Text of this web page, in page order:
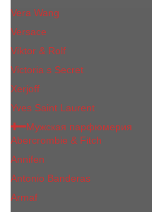
Vera Wang
Versace
Viktor & Rolf
Victoria s Secret
Xerjoff
Yves Saint Laurent
Мужская парфюмерия
Abercrombie & Fitch
Annifen
Antonio Banderas
Armaf